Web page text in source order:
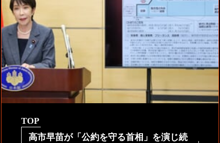
TOP
高市早苗が「公約を守る首相」を演じ続